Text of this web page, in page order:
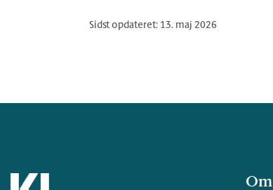
Sidst opdateret: 13. maj 2026